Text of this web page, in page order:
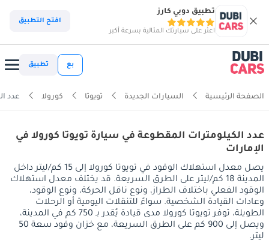
تطبيق دوبي كارز
اعثر على سيارتك المثالية بسرعة أكبر
افتح التطبيق
بع تطبيق
الصفحة الرئيسية السيارات الجديدة تويوتا كورولا عدد
عدد الكيلومترات المقطوعة في سيارة تويوتا كورولا في
الإمارات
يصل معدل استهلاك الوقود في تويوتا كورولا إلى 15 كم/ليتر داخل
المدينة 18 كم/ليتر على الطرق السريعة. قد يختلف معدل استهلاك
الوقود الفعلي باختلاف الطراز، ونوع ناقل الحركة، ونوع الوقود،
وعادات القيادة الشخصية. سواءً للتنقلات اليومية أو الرحلات
الطويلة، توفر تويوتا كورولا مدى قيادة يُقدر بـ 750 كم في المدينة،
ويصل إلى 900 كم على الطرق السريعة، مع خزان وقود سعة 50
ليتر.